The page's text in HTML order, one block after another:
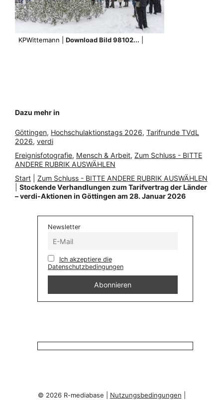
KPWittemann | Download Bild 98102...
Dazu mehr in
Göttingen, Hochschulaktionstags 2026, Tarifrunde TVdL
2026, verdi
Ereignisfotografie, Mensch & Arbeit, Zum Schluss - BITTE
ANDERE RUBRIK AUSWÄHLEN
Start
Zum Schluss - BITTE ANDERE RUBRIK AUSWÄHLEN
Stockende Verhandlungen zum Tarifvertrag der Länder
– verdi-Aktionen in Göttingen am 28. Januar 2026
Newsletter
Ich akzeptiere die
Datenschutzbedingungen
© 2026 R-mediabase | Nutzungsbedingungen